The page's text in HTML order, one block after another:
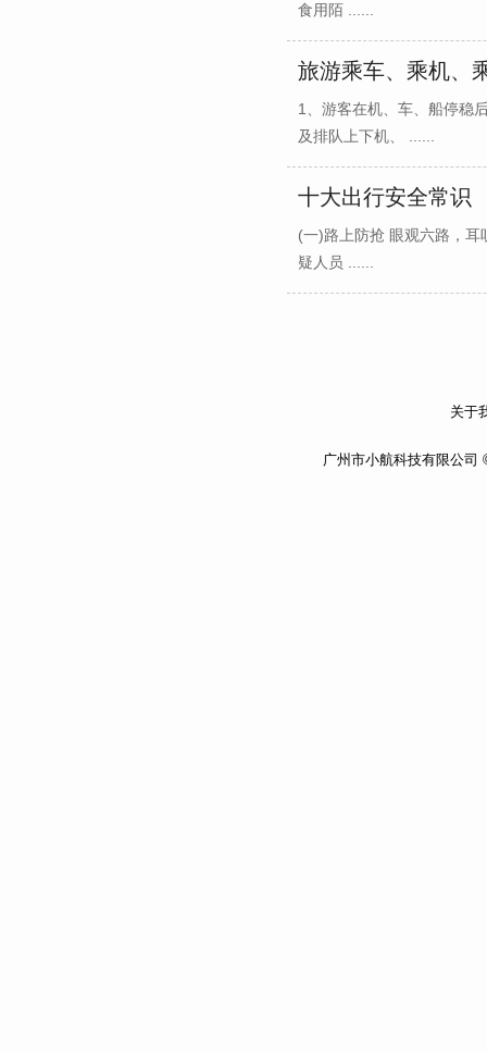
食用陌 ......
旅游乘车、乘机、
1、游客在机、车、船停稳
及排队上下机、 ......
十大出行安全常识
(一)路上防抢 眼观六路，
疑人员 ......
关于
广州市小航科技有限公